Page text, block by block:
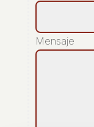
Mensaje